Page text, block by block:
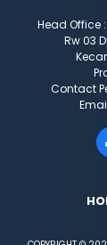
Head Office
Rw 03
Contact